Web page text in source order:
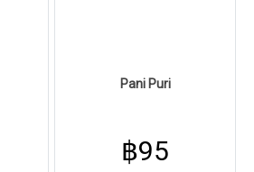
Pani Puri
฿95